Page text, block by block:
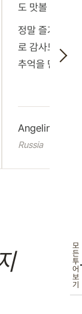
도 맛볼 수 있었
정말 즐거운 시
로 감사드립니
추억을 만들 수
Angelina
Russia
모
든
투
어
보
기